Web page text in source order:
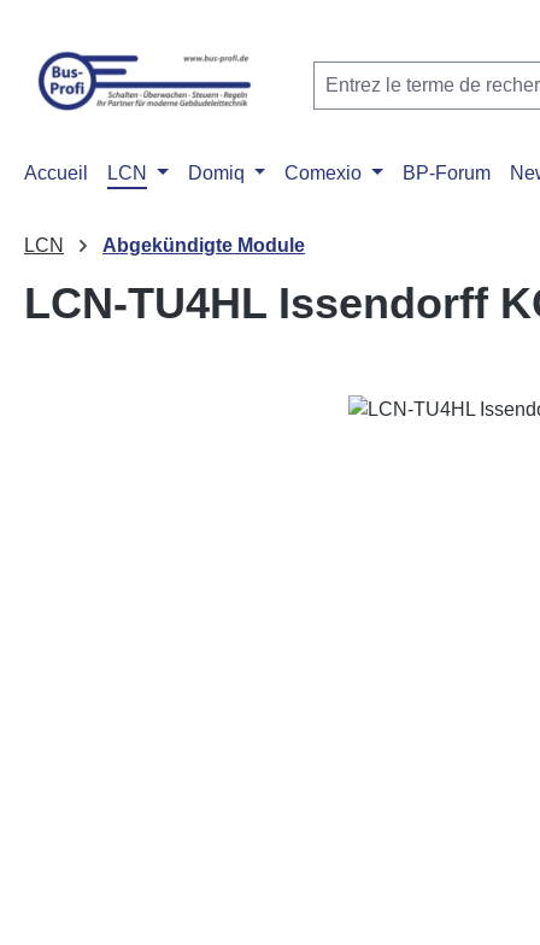
Accueil LCN Domiq Comexio BP-Forum
LCN Abgekündigte Module
LCN-TU4HL Issendorff